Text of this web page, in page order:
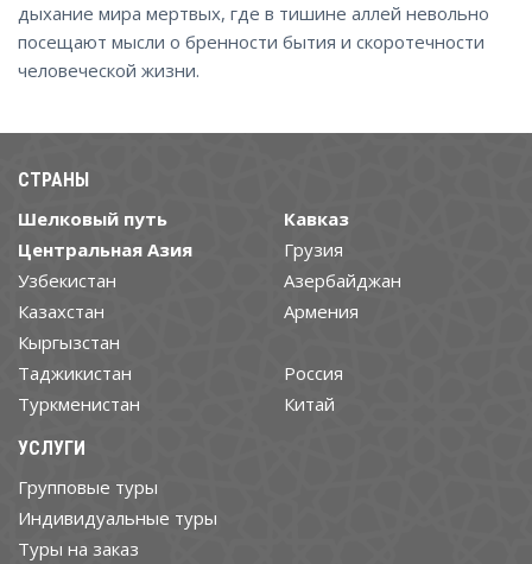
дыхание мира мертвых, где в тишине аллей невольно
посещают мысли о бренности бытия и скоротечности
человеческой жизни.
СТРАНЫ
Шелковый путь
Центральная Азия
Узбекистан
Казахстан
Кыргызстан
Таджикистан
Туркменистан
Кавказ
Грузия
Азербайджан
Армения
Россия
Китай
УСЛУГИ
Групповые туры
Индивидуальные туры
Туры на заказ